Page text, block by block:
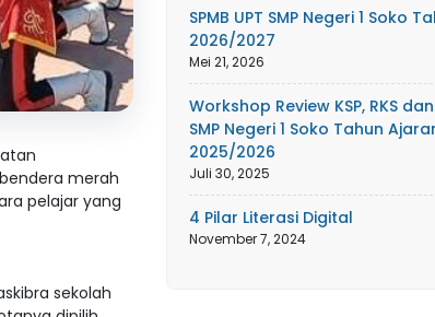
merah
pelajar yang
sekolah
SPMB UPT SMP Negeri 1 Soko
2026/2027
Mei 21, 2026
Workshop Review KSP, RKS dan
SMP Negeri 1 Soko Tahun
2025/2026
Juli 30, 2025
4 Pilar Literasi Digital
November 7, 2024